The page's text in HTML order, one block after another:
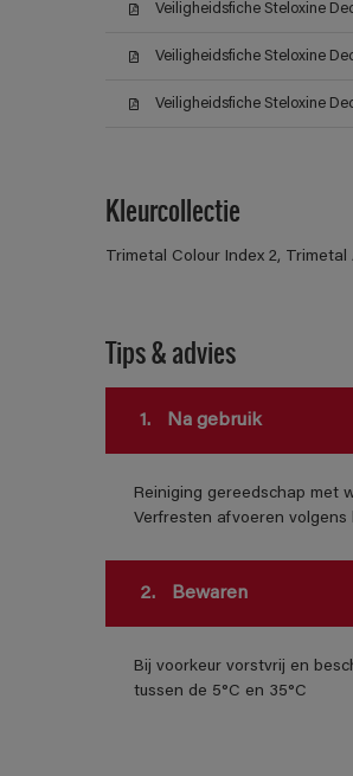
Veiligheidsfiche Steloxine
Veiligheidsfiche Steloxine
Veiligheidsfiche Steloxine
Kleurcollectie
Trimetal Colour Index 2, Trimetal
Tips & advies
1. Na gebruik
Reiniging gereedschap met
Verfresten afvoeren volgens
2. Bewaren
Bij voorkeur vorstvrij en
tussen de 5°C en 35°C